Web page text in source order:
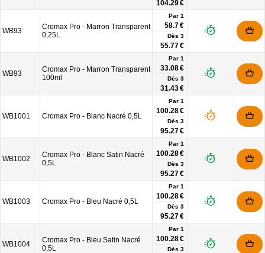
104.29 €
WB93
Cromax Pro - Marron Transparent
0,25L
Par 1
58.7 €
Dès 3
55.77 €
WB93
Cromax Pro - Marron Transparent
100ml
Par 1
33.08 €
Dès 3
31.43 €
WB1001 Cromax Pro - Blanc Nacré 0,5L
Par 1
100.28 €
Dès 3
95.27 €
WB1002
Cromax Pro - Blanc Satin Nacré
0,5L
Par 1
100.28 €
Dès 3
95.27 €
WB1003 Cromax Pro - Bleu Nacré 0,5L
Par 1
100.28 €
Dès 3
95.27 €
WB1004
Cromax Pro - Bleu Satin Nacré
0,5L
Par 1
100.28 €
Dès 3